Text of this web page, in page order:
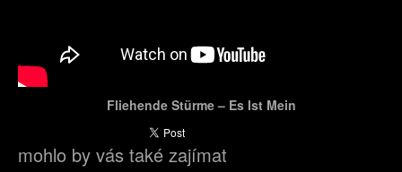
Fliehende Stürme – Es Ist Mein
mohlo by vás také zajímat